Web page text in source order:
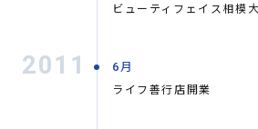
ビューティフェイス相模
2011 6月
ライフ善行店開業